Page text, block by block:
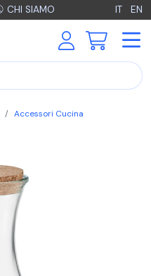
CHI SIAMO IT EN
Accessori Cucina